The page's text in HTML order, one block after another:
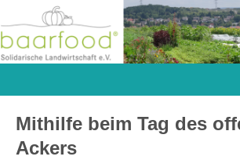
Mithilfe beim Tag des
Ackers